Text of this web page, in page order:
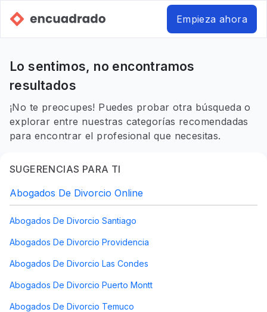
Empieza ahora
Lo sentimos, no encontramos
resultados
¡No te preocupes! Puedes probar otra búsqueda o
explorar entre nuestras categorías recomendadas
para encontrar el profesional que necesitas.
SUGERENCIAS PARA TI
Abogados De Divorcio Online
Abogados De Divorcio Santiago
Abogados De Divorcio Providencia
Abogados De Divorcio Las Condes
Abogados De Divorcio Puerto Montt
Abogados De Divorcio Temuco